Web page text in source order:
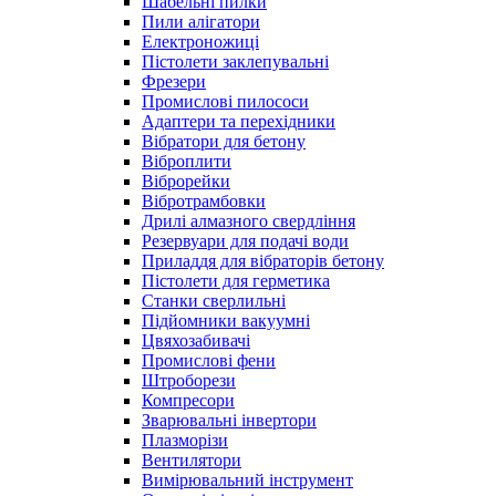
Пили алігатори
Електроножиці
Пістолети заклепувальні
Фрезери
Промислові пилососи
Адаптери та перехідники
Вібратори для бетону
Віброплити
Віброрейки
Вібротрамбовки
Дрилі алмазного свердління
Резервуари для подачі води
Приладдя для вібраторів бетону
Пістолети для герметика
Станки сверлильні
Підйомники вакуумні
Цвяхозабивачі
Промислові фени
Штроборези
Компресори
Зварювальні інвертори
Плазморізи
Вентилятори
Вимірювальний інструмент